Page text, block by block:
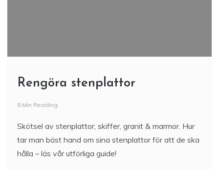
Rengöra stenplattor
8 Min Reading
Skötsel av stenplattor, skiffer, granit & marmor. Hur
tar man bäst hand om sina stenplattor för att de ska
hålla – läs vår utförliga guide!